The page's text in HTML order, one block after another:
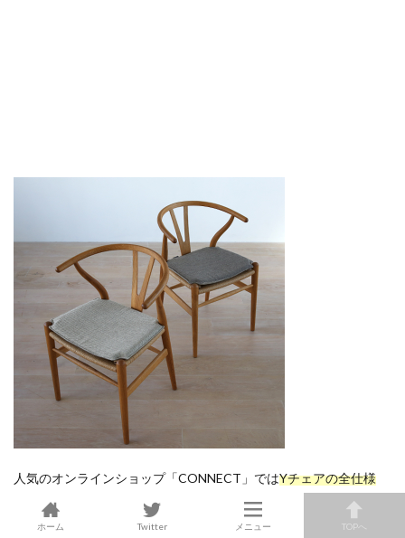
人気のオンラインショップ「CONNECT」ではYチェアの全仕様
ポイント10倍！
ホーム Twitter メニュー TOPへ